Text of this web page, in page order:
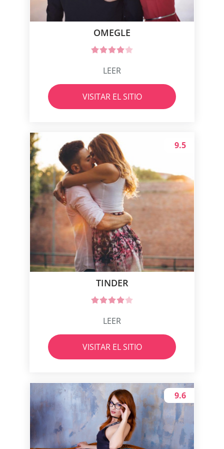
OMEGLE
LEER
VISITAR EL SITIO
TINDER
9.5
LEER
VISITAR EL SITIO
9.6